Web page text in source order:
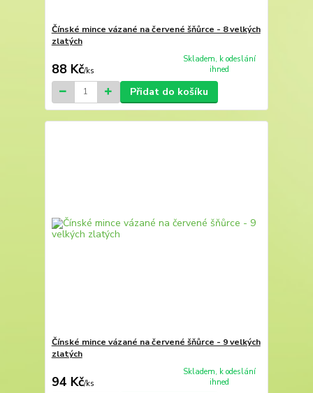
Čínské mince vázané na červené šňůrce - 8 velkých
zlatých
88 Kč/ks
Skladem, k odeslání
ihned
Přidat do košíku
Čínské mince vázané na červené šňůrce - 9 velkých
zlatých
94 Kč/ks
Skladem, k odeslání
ihned